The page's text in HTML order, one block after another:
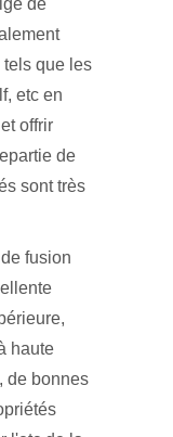
de
tels que les
etc en
offrir
de
sont très
fusion
haute
de bonnes